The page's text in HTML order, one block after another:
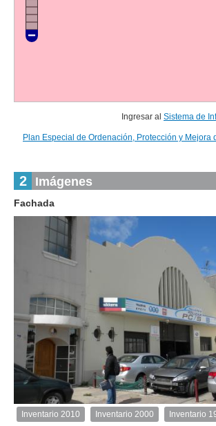
Ingresar al Sistema de
Plan Especial de Ordenación, Protección y Mejora
2 Imágenes
Fachada
Inventario
Inventario 2010
1
Inventario 2000
Inventario